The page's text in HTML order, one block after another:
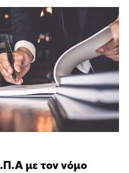
με τον νόμο